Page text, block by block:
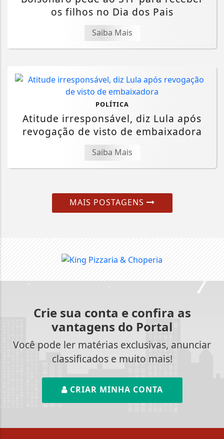
os filhos no Dia dos Pais
Saiba Mais
POLÍTICA
Atitude irresponsável, diz Lula após
revogação de visto de embaixadora
Saiba Mais
MAIS POSTAGENS
Crie sua conta e confira as
vantagens do Portal
Você pode ler matérias exclusivas, anunciar
classificados e muito mais!
CRIAR MINHA CONTA